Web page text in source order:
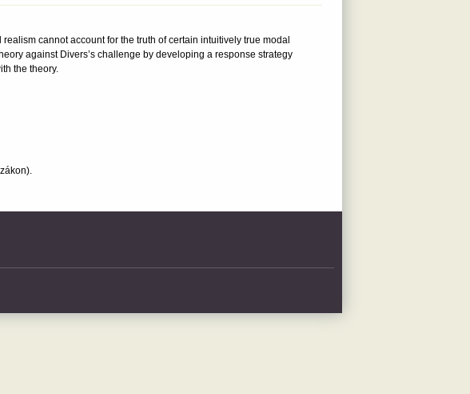
cannot account for the truth of certain intuitively true modal
against Divers’s challenge by developing a response strategy
the theory.